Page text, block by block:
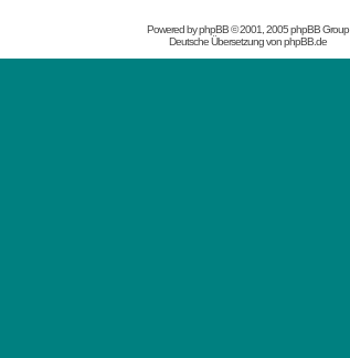
Powered byphpBB© 2001, 2005 phpBB Group
Deutsche Übersetzung vonphpBB.de